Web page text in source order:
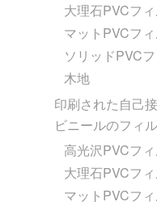
大理石PVCフ
マットPVCフ
ソリッドPVC
木地
印刷された自己
ビニールのフィ
高光沢PVCフ
大理石PVCフ
マットPVCフ